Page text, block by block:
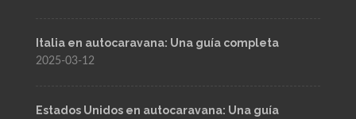
Italia en autocaravana: Una guía completa
2025-03-12
Estados Unidos en autocaravana: Una guía